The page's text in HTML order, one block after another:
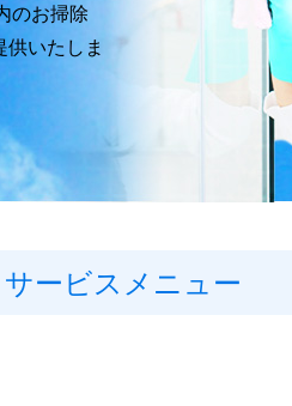
のお掃除
いたしま
サービスメニュー